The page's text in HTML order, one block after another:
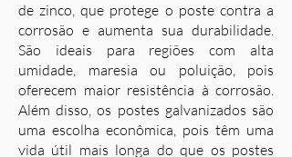
de zinco, que protege o poste contra a
corrosão e aumenta sua durabilidade.
São ideais para regiões com alta
umidade, maresia ou poluição, pois
oferecem maior resistência à corrosão.
Além disso, os postes galvanizados são
uma escolha econômica, pois têm uma
vida útil mais longa do que os postes